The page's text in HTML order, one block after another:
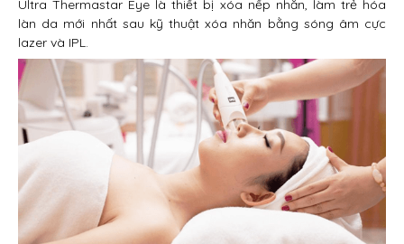
Ultra Thermastar Eye là thiết bị xóa nếp nhăn, làm trẻ hóa
làn da mới nhất sau kỹ thuật xóa nhăn bằng sóng âm cực
lazer và IPL.